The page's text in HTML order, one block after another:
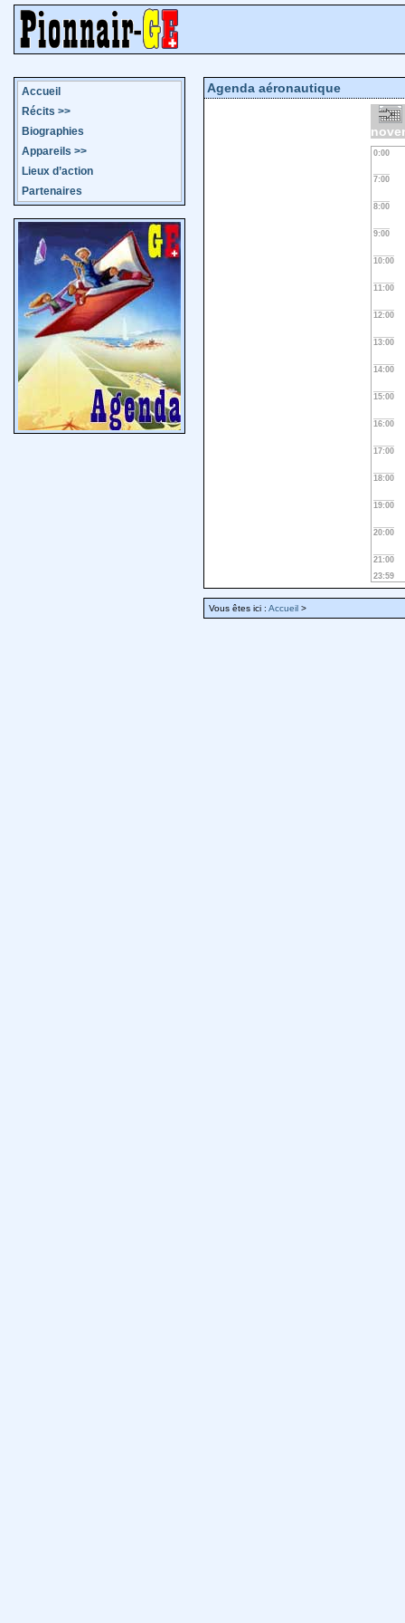
Accueil
Récits >>
Biographies
Appareils >>
Lieux d’action
Partenaires
Agenda aéronautique
0:00
7:00
8:00
9:00
10:00
11:00
12:00
13:00
14:00
15:00
16:00
17:00
18:00
19:00
20:00
21:00
23:59
Vous êtes ici : Accueil >